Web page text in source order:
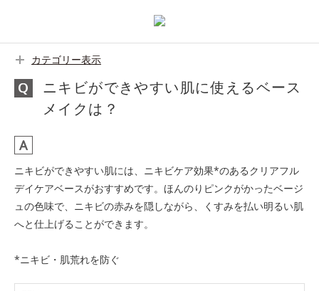
カテゴリー表示
ニキビができやすい肌に使えるベース
メイクは？
ニキビができやすい肌には、ニキビケア効果*のあるクリアフル
デイケアベースがおすすめです。ほんのりピンクがかったベージ
ュの色味で、ニキビの赤みを隠しながら、くすみを払い明るい肌
へと仕上げることができます。
*ニキビ・肌荒れを防ぐ